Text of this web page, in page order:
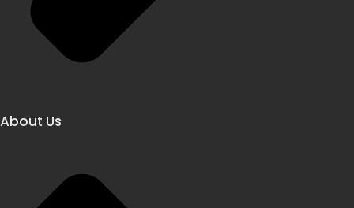
About Us